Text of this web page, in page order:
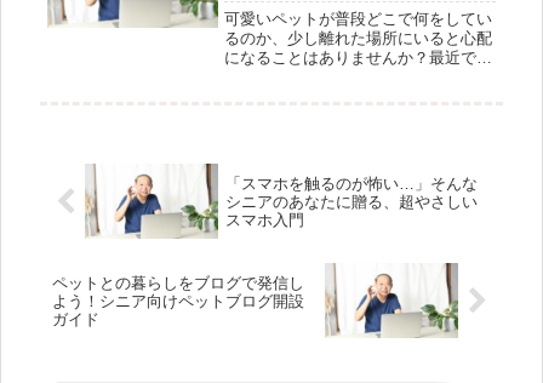
可愛いペットが普段どこで何をしてい
るのか、少し離れた場所にいると心配
になることはありませんか？最近で
「スマホを触るのが怖い…」そんな
シニアのあなたに贈る、超やさしい
スマホ入門
ペットとの暮らしをブログで発信し
よう！シニア向けペットブログ開設
ガイド